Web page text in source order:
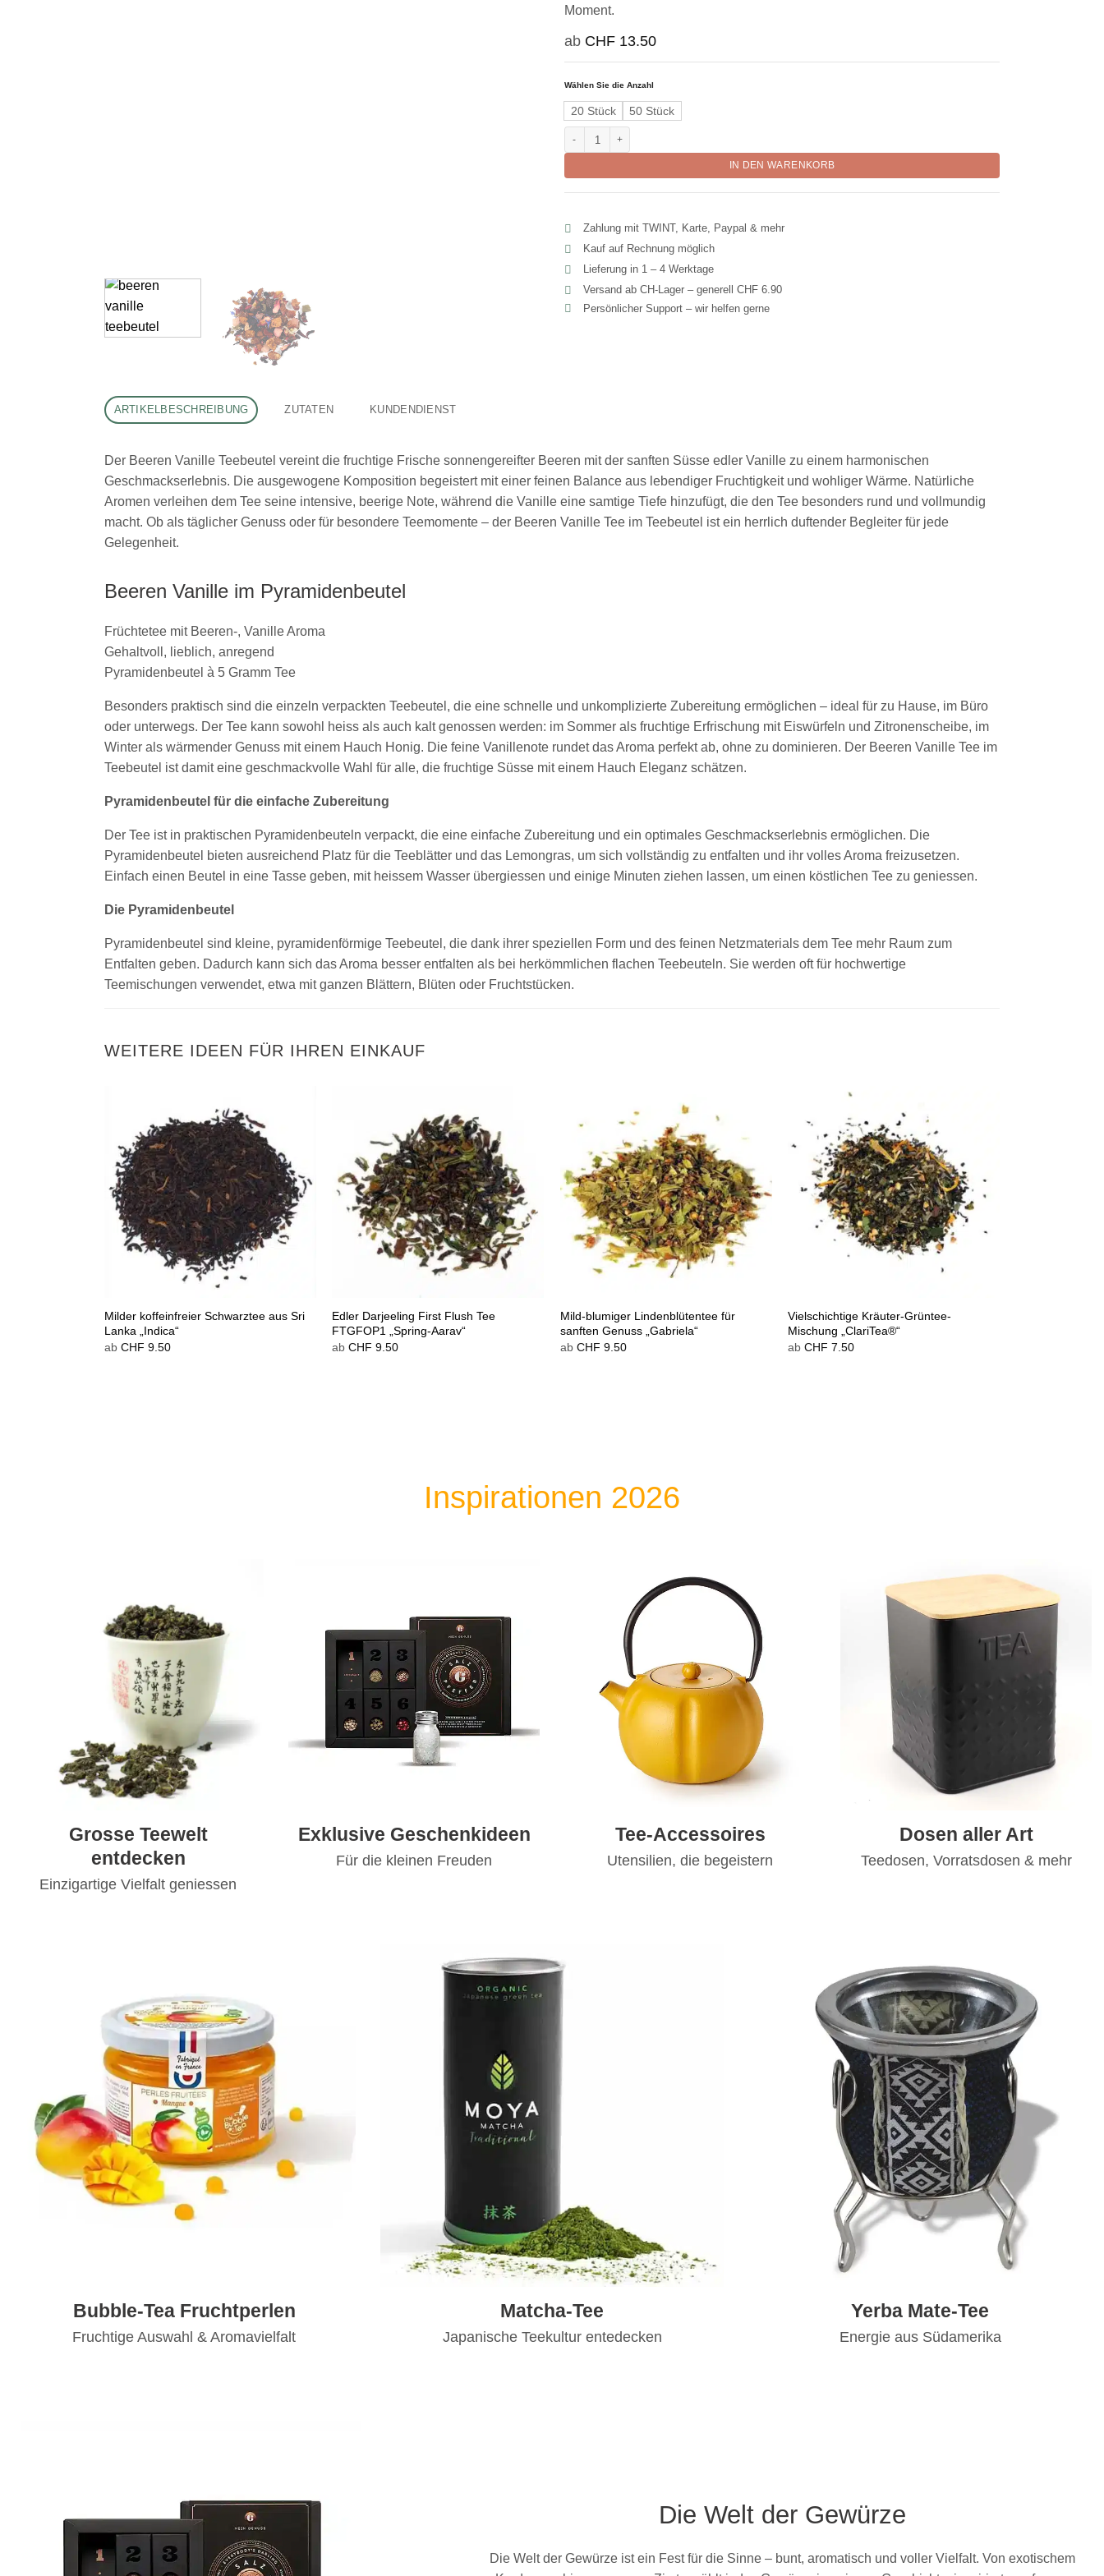
Moment.
ab CHF 13.50
Wählen Sie die Anzahl
20 Stück 50 Stück
IN DEN WARENKORB
Zahlung mit TWINT, Karte, Paypal & mehr
Kauf auf Rechnung möglich
Lieferung in 1 – 4 Werktage
Versand ab CH‑Lager – generell CHF 6.90
Persönlicher Support – wir helfen gerne
ARTIKELBESCHREIBUNG ZUTATEN KUNDENDIENST
Der Beeren Vanille Teebeutel vereint die fruchtige Frische sonnengereifter Beeren mit der sanften Süsse edler Vanille zu einem harmonischen
Geschmackserlebnis. Die ausgewogene Komposition begeistert mit einer feinen Balance aus lebendiger Fruchtigkeit und wohliger Wärme. Natürliche
Aromen verleihen dem Tee seine intensive, beerige Note, während die Vanille eine samtige Tiefe hinzufügt, die den Tee besonders rund und vollmundig
macht. Ob als täglicher Genuss oder für besondere Teemomente – der Beeren Vanille Tee im Teebeutel ist ein herrlich duftender Begleiter für jede
Gelegenheit.
Beeren Vanille im Pyramidenbeutel
Früchtetee mit Beeren-, Vanille Aroma
Gehaltvoll, lieblich, anregend
Pyramidenbeutel à 5 Gramm Tee
Besonders praktisch sind die einzeln verpackten Teebeutel, die eine schnelle und unkomplizierte Zubereitung ermöglichen – ideal für zu Hause, im Büro
oder unterwegs. Der Tee kann sowohl heiss als auch kalt genossen werden: im Sommer als fruchtige Erfrischung mit Eiswürfeln und Zitronenscheibe, im
Winter als wärmender Genuss mit einem Hauch Honig. Die feine Vanillenote rundet das Aroma perfekt ab, ohne zu dominieren. Der Beeren Vanille Tee im
Teebeutel ist damit eine geschmackvolle Wahl für alle, die fruchtige Süsse mit einem Hauch Eleganz schätzen.
Pyramidenbeutel für die einfache Zubereitung
Der Tee ist in praktischen Pyramidenbeuteln verpackt, die eine einfache Zubereitung und ein optimales Geschmackserlebnis ermöglichen. Die
Pyramidenbeutel bieten ausreichend Platz für die Teeblätter und das Lemongras, um sich vollständig zu entfalten und ihr volles Aroma freizusetzen.
Einfach einen Beutel in eine Tasse geben, mit heissem Wasser übergiessen und einige Minuten ziehen lassen, um einen köstlichen Tee zu geniessen.
Die Pyramidenbeutel
Pyramidenbeutel sind kleine, pyramidenförmige Teebeutel, die dank ihrer speziellen Form und des feinen Netzmaterials dem Tee mehr Raum zum
Entfalten geben. Dadurch kann sich das Aroma besser entfalten als bei herkömmlichen flachen Teebeuteln. Sie werden oft für hochwertige
Teemischungen verwendet, etwa mit ganzen Blättern, Blüten oder Fruchtstücken.
WEITERE IDEEN FÜR IHREN EINKAUF
Milder koffeinfreier Schwarztee aus Sri
Lanka „Indica“
ab CHF 9.50
Edler Darjeeling First Flush Tee
FTGFOP1 „Spring-Aarav“
abCHF 9.50
Mild-blumiger Lindenblütentee für
sanften Genuss „Gabriela“
ab CHF 9.50
Vielschichtige Kräuter-Grüntee-
Mischung „ClariTea®“
abCHF 7.50
Inspirationen 2026
Grosse Teewelt
entdecken
Einzigartige Vielfalt geniessen
Exklusive Geschenkideen
Für die kleinen Freuden
Tee-Accessoires
Utensilien, die begeistern
Dosen aller Art
Teedosen, Vorratsdosen & mehr
Bubble-Tea Fruchtperlen
Fruchtige Auswahl & Aromavielfalt
Matcha-Tee
Japanische Teekultur entedecken
Yerba Mate-Tee
Energie aus Südamerika
Die Welt der Gewürze
Die Welt der Gewürze ist ein Fest für die Sinne – bunt, aromatisch und voller Vielfalt. Von exotischem